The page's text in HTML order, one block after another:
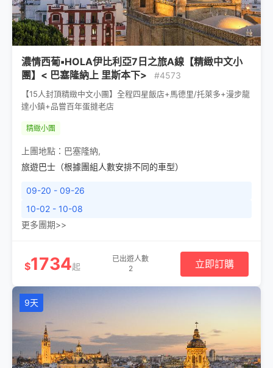
濃情西葡▪HOLA伊比利亞7日之旅A線【精緻中文小
團】< 巴塞隆納上 里斯本下>
#4573
【15人封頂精緻中文小團】全程四星飯店+馬德里/托萊多+漫步龍
達小鎮+品嘗百年蛋撻老店
精緻小團
上團地點： 巴塞隆納,
旅遊巴士（根據團組人數安排不同的車型）
09-20 - 09-26
10-02 - 10-08
更多團期>>
$1734起
已出遊人數
2
立即訂購
9天